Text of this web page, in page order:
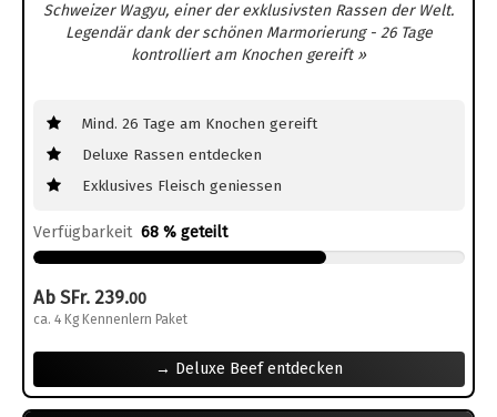
Schweizer Wagyu, einer der exklusivsten Rassen der Welt.
Legendär dank der schönen Marmorierung - 26 Tage
kontrolliert am Knochen gereift »
Mind. 26 Tage am Knochen gereift
Deluxe Rassen entdecken
Exklusives Fleisch geniessen
Verfügbarkeit 68 % geteilt
Ab SFr. 239.00
ca. 4 Kg Kennenlern Paket
→ Deluxe Beef entdecken